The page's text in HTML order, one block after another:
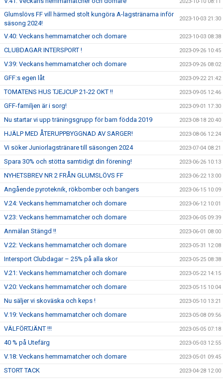
Glumslövs FF vill härmed stolt kungöra A-lagstränarna inför
säsong 2024!
2023-10-03 21:30
V.40: Veckans hemmamatcher och domare 2023-10-03 08:38
CLUBDAGAR INTERSPORT ! 2023-09-26 10:45
V.39: Veckans hemmamatcher och domare 2023-09-26 08:02
GFF:s egen låt 2023-09-22 21:42
TOMATENS HUS TJEJCUP 21-22 OKT !! 2023-09-05 12:46
GFF-familjen är i sorg! 2023-09-01 17:30
Nu startar vi upp träningsgrupp för barn födda 2019 2023-08-18 20:40
HJÄLP MED ÅTERUPPBYGGNAD AV SARGER! 2023-08-06 12:24
Vi söker Juniorlagstränare till säsongen 2024 2023-07-04 08:21
Spara 30% och stötta samtidigt din förening! 2023-06-26 10:13
NYHETSBREV NR 2 FRÅN GLUMSLÖVS FF 2023-06-22 13:00
Angående pyroteknik, rökbomber och bangers 2023-06-15 10:09
V.24: Veckans hemmamatcher och domare 2023-06-12 10:01
V.23: Veckans hemmamatcher och domare 2023-06-05 09:39
Anmälan Stängd !! 2023-06-01 08:00
V.22: Veckans hemmamatcher och domare 2023-05-31 12:08
Intersport Clubdagar – 25% på alla skor 2023-05-25 08:38
V.21: Veckans hemmamatcher och domare 2023-05-22 14:15
V.20: Veckans hemmamatcher och domare 2023-05-15 10:04
Nu säljer vi skoväska och keps ! 2023-05-10 13:21
V.19: Veckans hemmamatcher och domare 2023-05-08 09:56
VÄLFÖRTJÄNT !!! 2023-05-05 07:18
40 % på Utefärg 2023-05-03 12:55
V.18: Veckans hemmamatcher och domare 2023-05-01 09:45
STORT TACK 2023-04-28 12:00